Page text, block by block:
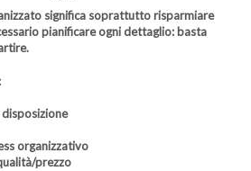
significa soprattutto risparmiare
pianificare ogni dettaglio: basta
organizzativo
prezzo